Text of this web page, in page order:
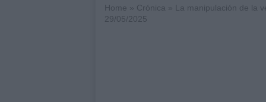
FIS 2026: 75
Home » Crónica »
La manipulación de la
29/05/2025